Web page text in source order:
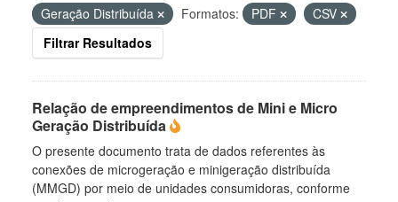
Geração Distribuída
Formatos: PDF
CSV
Filtrar Resultados
Relação de empreendimentos de Mini e Micro
Geração Distribuída
O presente documento trata de dados referentes às
conexões de microgeração e minigeração distribuída
(MMGD) por meio de unidades consumidoras, conforme